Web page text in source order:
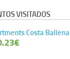
VISITADOS
Costa Ballena